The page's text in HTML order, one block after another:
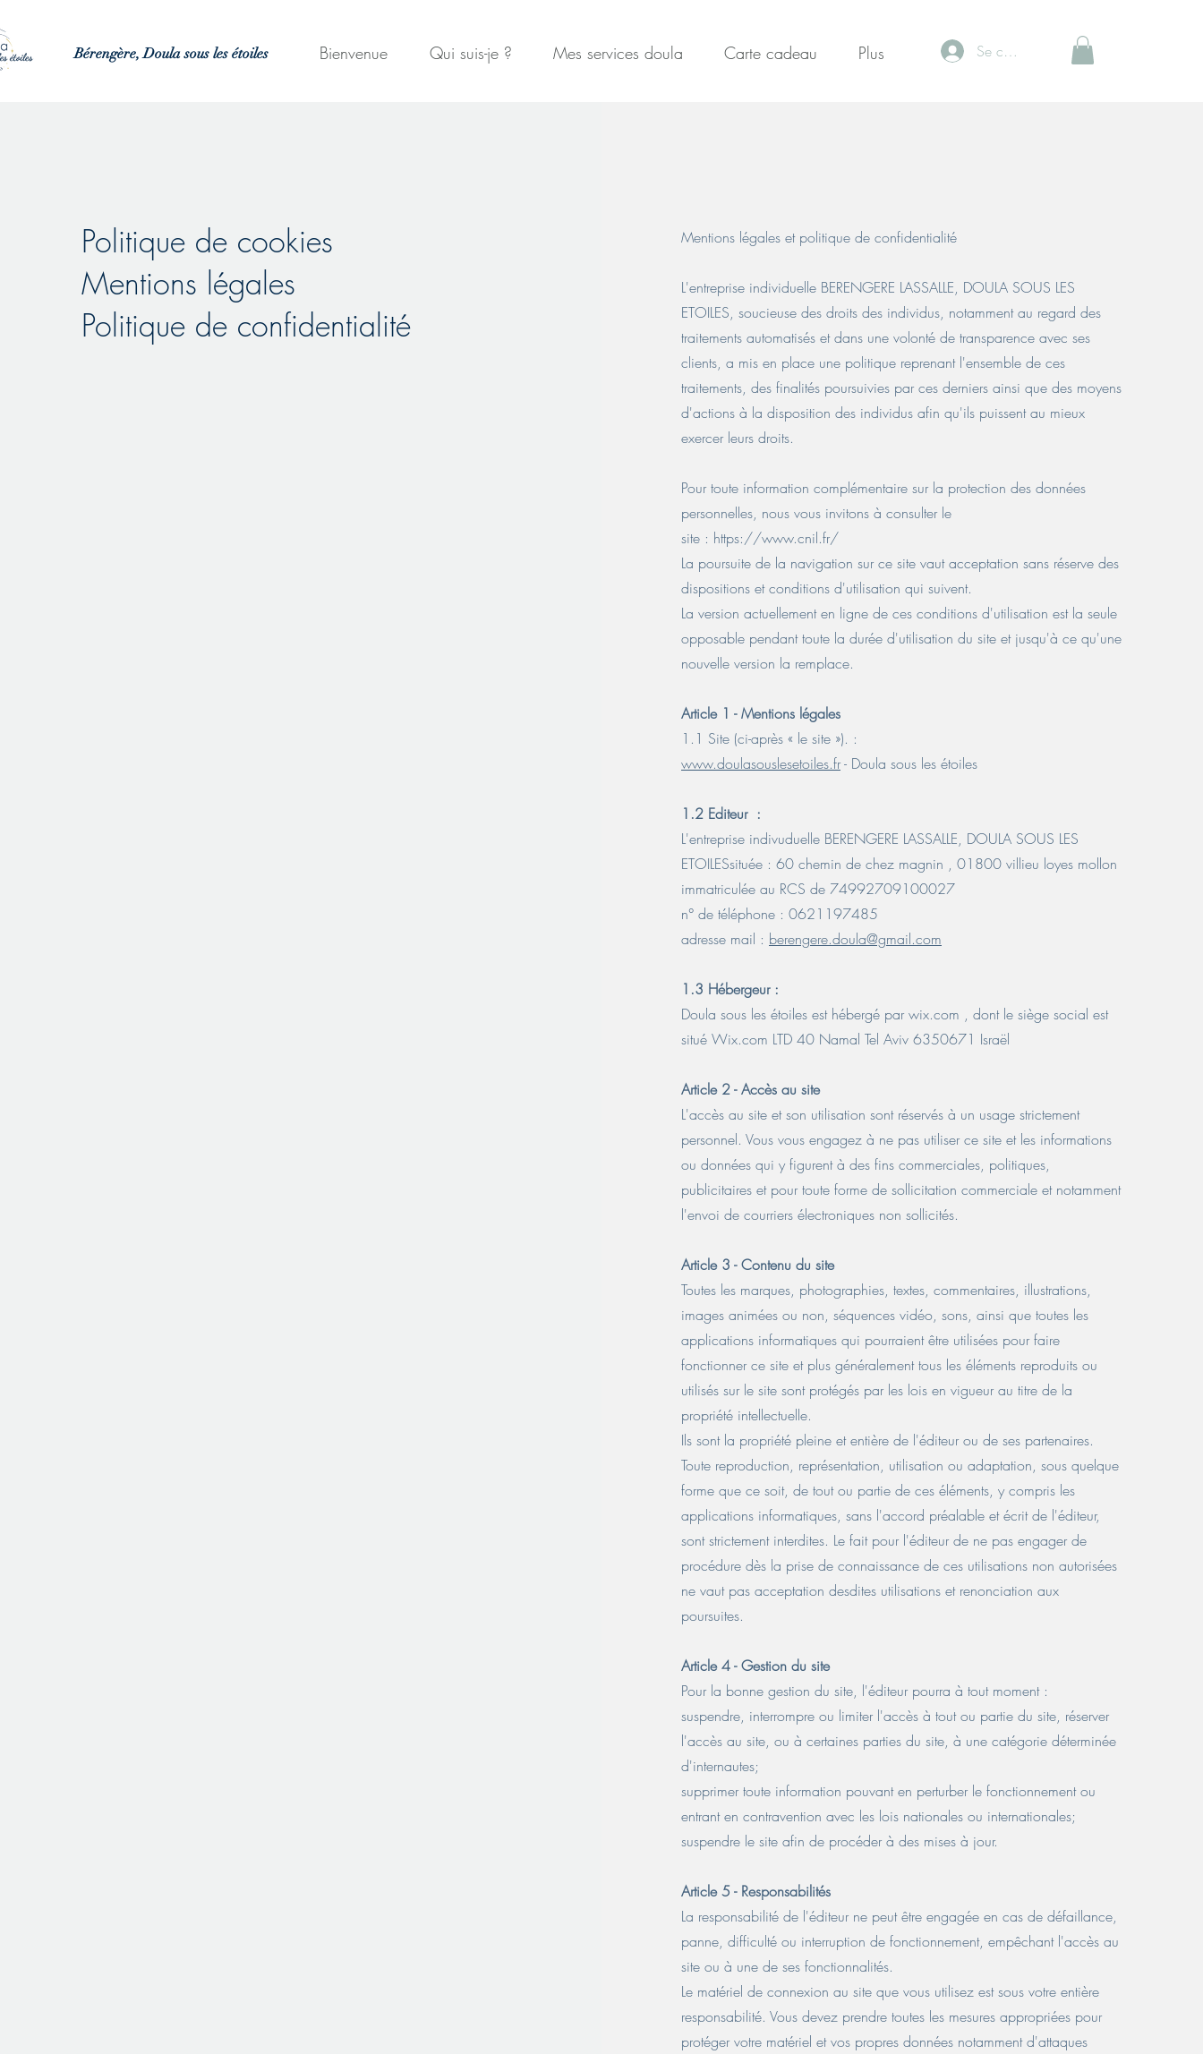
Bérengère, Doula sous les étoiles Bienvenue Qui suis-je ? Mes services doula Carte cadeau Plus Se connecter
Politique de cookies
Mentions légales
Politique de confidentialité
Mentions légales et politique de confidentialité
L'entreprise individuelle BERENGERE LASSALLE, DOULA SOUS LES
ETOILES, soucieuse des droits des individus, notamment au regard des
traitements automatisés et dans une volonté de transparence avec ses
clients, a mis en place une politique reprenant l'ensemble de ces
traitements, des finalités poursuivies par ces derniers ainsi que des moyens
d'actions à la disposition des individus afin qu'ils puissent au mieux
exercer leurs droits.
Pour toute information complémentaire sur la protection des données
personnelles, nous vous invitons à consulter le
site : https://www.cnil.fr/
La poursuite de la navigation sur ce site vaut acceptation sans réserve des
dispositions et conditions d'utilisation qui suivent.
La version actuellement en ligne de ces conditions d'utilisation est la seule
opposable pendant toute la durée d'utilisation du site et jusqu'à ce qu'une
nouvelle version la remplace.
Article 1 - Mentions légales
1.1 Site (ci-après « le site »). :
www.doulasouslesetoiles.fr- Doula sous les étoiles
1.2 Editeur :
L'entreprise indivuduelle BERENGERE LASSALLE, DOULA SOUS LES
ETOILESsituée : 60 chemin de chez magnin , 01800 villieu loyes mollon
immatriculée au RCS de 74992709100027
n° de téléphone : 0621197485
adresse mail : berengere.doula@gmail.com
1.3 Hébergeur :
Doula sous les étoiles est hébergé par wix.com , dont le siège social est
situé Wix.com LTD 40 Namal Tel Aviv 6350671 Israël
Article 2 - Accès au site
L'accès au site et son utilisation sont réservés à un usage strictement
personnel. Vous vous engagez à ne pas utiliser ce site et les informations
ou données qui y figurent à des fins commerciales, politiques,
publicitaires et pour toute forme de sollicitation commerciale et notamment
l'envoi de courriers électroniques non sollicités.
Article 3 - Contenu du site
Toutes les marques, photographies, textes, commentaires, illustrations,
images animées ou non, séquences vidéo, sons, ainsi que toutes les
applications informatiques qui pourraient être utilisées pour faire
fonctionner ce site et plus généralement tous les éléments reproduits ou
utilisés sur le site sont protégés par les lois en vigueur au titre de la
propriété intellectuelle.
Ils sont la propriété pleine et entière de l'éditeur ou de ses partenaires.
Toute reproduction, représentation, utilisation ou adaptation, sous quelque
forme que ce soit, de tout ou partie de ces éléments, y compris les
applications informatiques, sans l'accord préalable et écrit de l'éditeur,
sont strictement interdites. Le fait pour l'éditeur de ne pas engager de
procédure dès la prise de connaissance de ces utilisations non autorisées
ne vaut pas acceptation desdites utilisations et renonciation aux
poursuites.
Article 4 - Gestion du site
Pour la bonne gestion du site, l'éditeur pourra à tout moment :
suspendre, interrompre ou limiter l'accès à tout ou partie du site, réserver
l'accès au site, ou à certaines parties du site, à une catégorie déterminée
d'internautes;
supprimer toute information pouvant en perturber le fonctionnement ou
entrant en contravention avec les lois nationales ou internationales;
suspendre le site afin de procéder à des mises à jour.
Article 5 - Responsabilités
La responsabilité de l'éditeur ne peut être engagée en cas de défaillance,
panne, difficulté ou interruption de fonctionnement, empêchant l'accès au
site ou à une de ses fonctionnalités.
Le matériel de connexion au site que vous utilisez est sous votre entière
responsabilité. Vous devez prendre toutes les mesures appropriées pour
protéger votre matériel et vos propres données notamment d'attaques